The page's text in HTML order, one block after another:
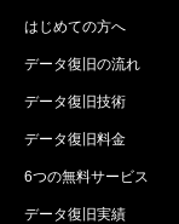
はじめての方へ
データ復旧の流れ
データ復旧技術
データ復旧料金
6つの無料サービス
データ復旧実績